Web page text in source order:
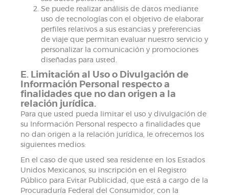
Se puede realizar análisis de datos mediante
uso de tecnologías con el objetivo de elaborar
perfiles relativos a sus estancias y preferencias
de viaje que permitan evaluar nuestro servicio y
personalizar la comunicación y promociones
diseñadas para usted.
E. Limitación al Uso o Divulgación de
Información Personal respecto a
finalidades que no dan origen a la
relación jurídica.
Para que usted pueda limitar el uso y divulgación de
su Información Personal respecto a finalidades que
no dan origen a la relación jurídica, le ofrecemos los
siguientes medios:
En el caso de que usted sea residente en los Estados
Unidos Mexicanos, su inscripción en el Registro
Público para Evitar Publicidad, que está a cargo de la
Procuraduría Federal del Consumidor, con la